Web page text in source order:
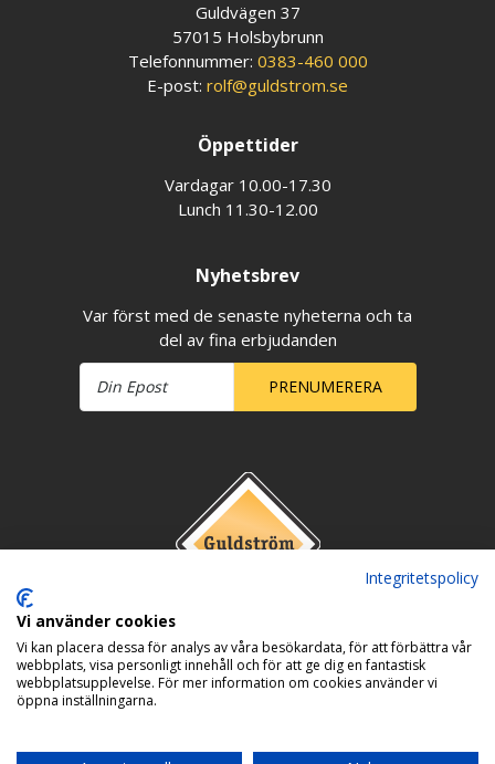
Guldvägen 37
57015 Holsbybrunn
Telefonnummer: 0383-460 000
E-post: rolf@guldstrom.se
Öppettider
Vardagar 10.00-17.30
Lunch 11.30-12.00
Nyhetsbrev
Var först med de senaste nyheterna och ta
del av fina erbjudanden
PRENUMERERA
Integritetspolicy
Vi använder cookies
Vi kan placera dessa för analys av våra besökardata, för att förbättra vår
webbplats, visa personligt innehåll och för att ge dig en fantastisk
webbplatsupplevelse. För mer information om cookies använder vi
öppna inställningarna.